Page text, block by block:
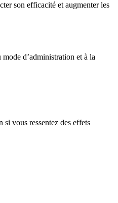
son efficacité et augmenter les
d’administration et à la
vous ressentez des effets